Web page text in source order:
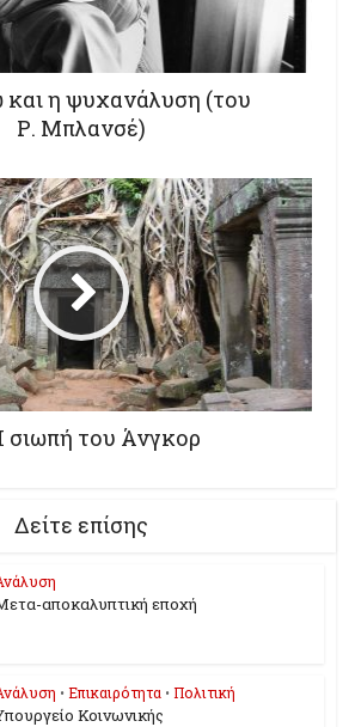
η ψυχανάλυση (του
Ρ. Μπλανσέ)
σιωπή του Άνγκορ
Δείτε επίσης
αποκαλυπτική εποχή
• Επικαιρότητα • Πολιτική
Κοινωνικής